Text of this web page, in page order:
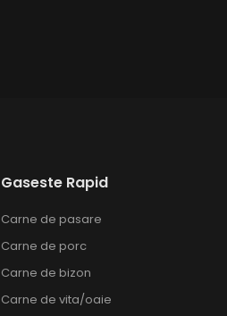
Gaseste Rapid
Carne de pasare
Carne de porc
Carne de bizon
Carne de vita/oaie